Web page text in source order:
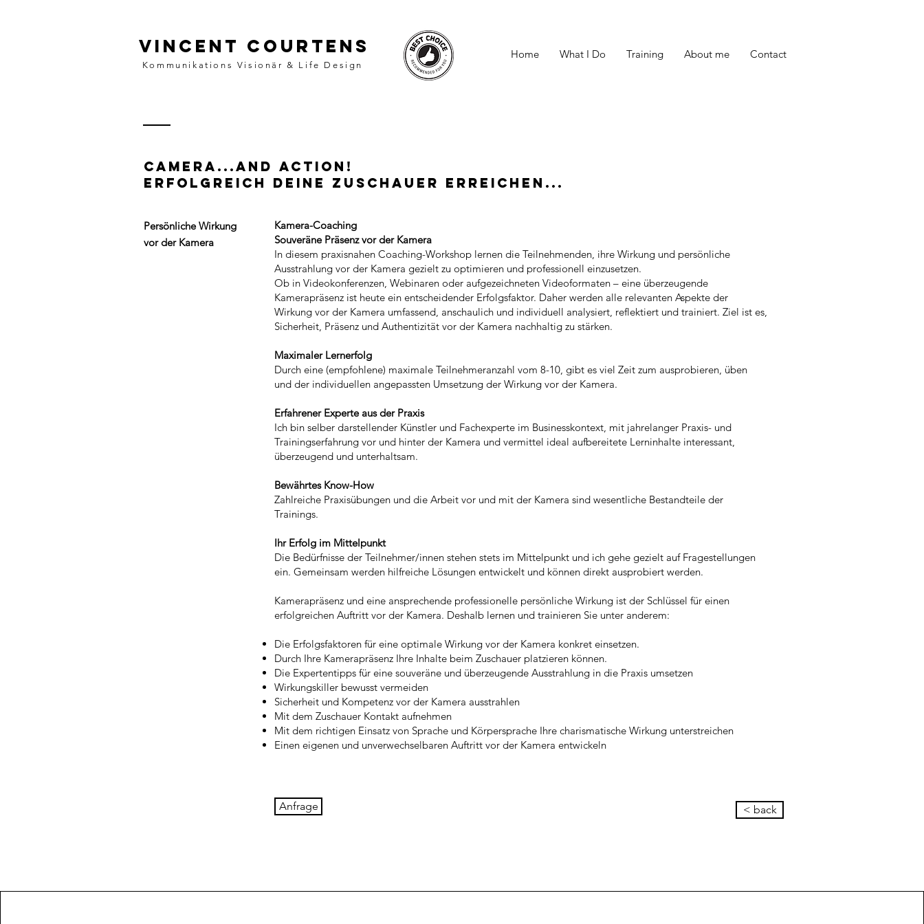
Vincent Courtens
Kommunikations Visionär & Life Design
Home What I Do Training About me Contact
Camera...and Action!
Erfolgreich deine Zuschauer erreichen...
Persönliche Wirkung
vor der Kamera
Kamera-Coaching
Souveräne Präsenz vor der Kamera
In diesem praxisnahen Coaching-Workshop lernen die Teilnehmenden, ihre Wirkung und persönliche
Ausstrahlung vor der Kamera gezielt zu optimieren und professionell einzusetzen.
Ob in Videokonferenzen, Webinaren oder aufgezeichneten Videoformaten – eine überzeugende
Kamerapräsenz ist heute ein entscheidender Erfolgsfaktor. Daher werden alle relevanten Aspekte der
Wirkung vor der Kamera umfassend, anschaulich und individuell analysiert, reflektiert und trainiert. Ziel ist es,
Sicherheit, Präsenz und Authentizität vor der Kamera nachhaltig zu stärken.
Maximaler Lernerfolg
Durch eine (empfohlene) maximale Teilnehmeranzahl vom 8-10, gibt es viel Zeit zum ausprobieren, üben
und der individuellen angepassten Umsetzung der Wirkung vor der Kamera.
Erfahrener Experte aus der Praxis
Ich bin selber darstellender Künstler und Fachexperte im Businesskontext, mit jahrelanger Praxis- und
Trainingserfahrung vor und hinter der Kamera und vermittel ideal aufbereitete Lerninhalte interessant,
überzeugend und unterhaltsam.
Bewährtes Know-How
Zahlreiche Praxisübungen und die Arbeit vor und mit der Kamera sind wesentliche Bestandteile der
Trainings.
Ihr Erfolg im Mittelpunkt
Die Bedürfnisse der Teilnehmer/innen stehen stets im Mittelpunkt und ich gehe gezielt auf Fragestellungen
ein. Gemeinsam werden hilfreiche Lösungen entwickelt und können direkt ausprobiert werden.
Kamerapräsenz und eine ansprechende professionelle persönliche Wirkung ist der Schlüssel für einen
erfolgreichen Auftritt vor der Kamera. Deshalb lernen und trainieren Sie unter anderem:
Die Erfolgsfaktoren für eine optimale Wirkung vor der Kamera konkret einsetzen.
Durch Ihre Kamerapräsenz Ihre Inhalte beim Zuschauer platzieren können.
Die Expertentipps für eine souveräne und überzeugende Ausstrahlung in die Praxis umsetzen
Wirkungskiller bewusst vermeiden
Sicherheit und Kompetenz vor der Kamera ausstrahlen
Mit dem Zuschauer Kontakt aufnehmen
Mit dem richtigen Einsatz von Sprache und Körpersprache Ihre charismatische Wirkung unterstreichen
Einen eigenen und unverwechselbaren Auftritt vor der Kamera entwickeln
Anfrage < back